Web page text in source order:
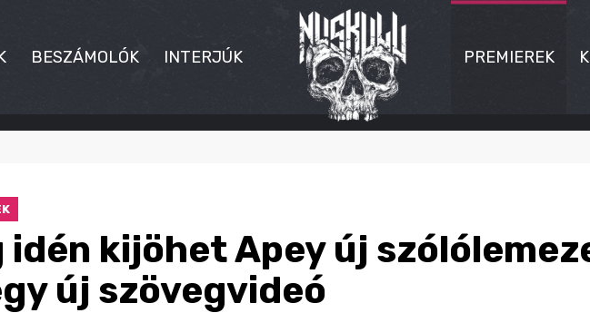
BESZÁMOLÓK INTERJÚK PREMIEREK
idén kijöhet Apey új
új szövegvideó